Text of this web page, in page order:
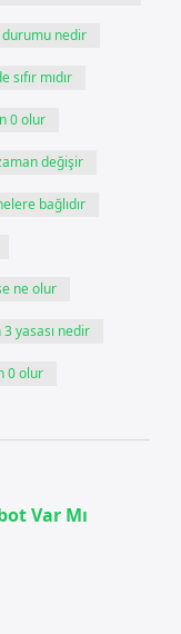
durumu nedir
sıfır mıdır
0 olur
değişir
bağlıdır
ne olur
yasası nedir
0 olur
Var Mı